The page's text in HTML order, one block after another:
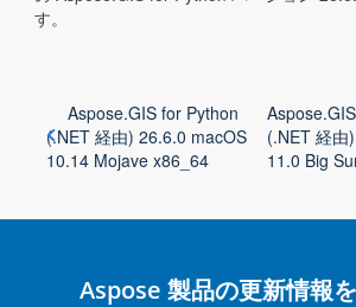
す。
Aspose.GIS for Python
(.NET 経由) 26.6.0 macOS
10.14 Mojave x86_64
(.NET 経由
11.0 Big
Aspose 製品の更新情報